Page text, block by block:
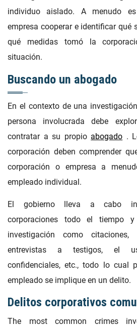
individuo aislado. A menudo
empresa cooperar e identificar qué
qué medidas tomó la
situación.
Buscando un abogado
En el contexto de una
persona involucrada debe
contratar a su propio abogado .
corporación deben comprender
corporación o empresa a
empleado individual.
El gobierno lleva a cabo
corporaciones todo el tiempo y
investigación como citaciones,
entrevistas a testigos, el
confidenciales, etc., todo lo cual
empleado se implique en un delito.
Delitos corporativos
The most common crimes